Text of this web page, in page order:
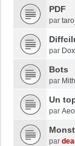
PDF
par
par Dox
Bots
par
Un
par
par